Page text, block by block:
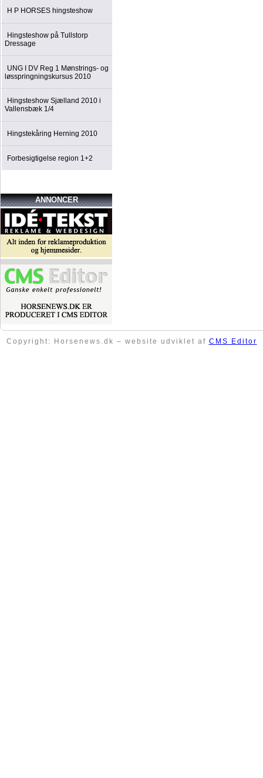
H P HORSES hingsteshow
Hingsteshow på Tullstorp
Dressage
UNG I DV Reg 1 Mønstrings- og
løsspringningskursus 2010
Hingsteshow Sjælland 2010 i
Vallensbæk 1/4
Hingstekåring Herning 2010
Forbesigtigelse region 1+2
ANNONCER
Copyright: Horsenews.dk – website udviklet af CMS Editor